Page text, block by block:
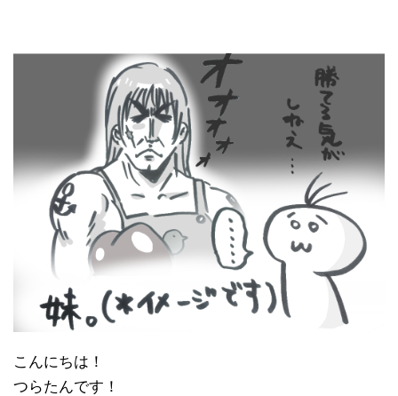
こんにちは！
つらたんです！